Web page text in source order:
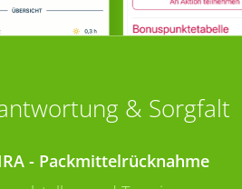
& Sorgfalt
- Packmittelrücknahme